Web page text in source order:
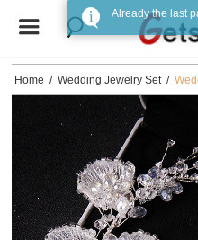
Home / Wedding Jewelry Set /
Clear-Quartz-with-Plastic-Pearl-white